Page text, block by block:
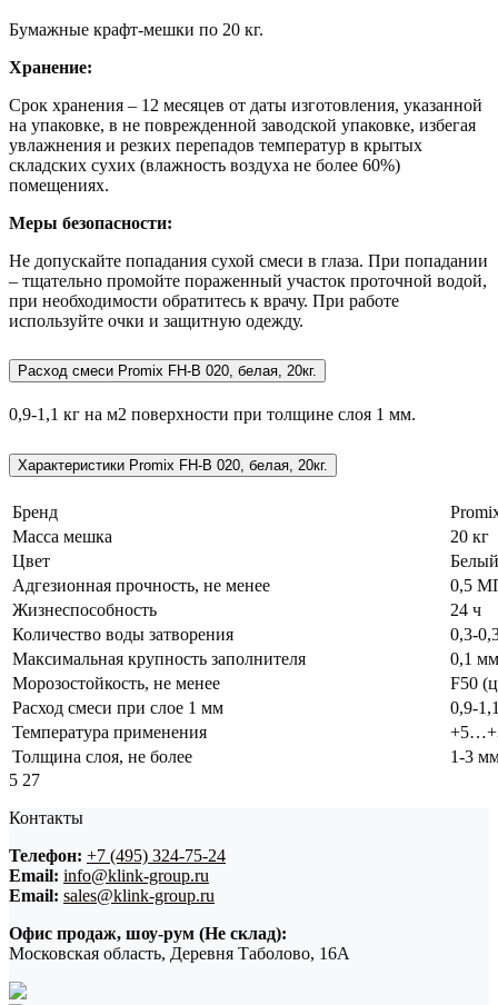
Бумажные крафт-мешки по 20 кг.
Хранение:
Срок хранения – 12 месяцев от даты изготовления, указанной
на упаковке, в не поврежденной заводской упаковке, избегая
увлажнения и резких перепадов температур в крытых
складских сухих (влажность воздуха не более 60%)
помещениях.
Меры безопасности:
Не допускайте попадания сухой смеси в глаза. При попадании
– тщательно промойте пораженный участок проточной водой,
при необходимости обратитесь к врачу. При работе
используйте очки и защитную одежду.
Расход смеси Promix FH-B 020, белая, 20кг.
0,9-1,1 кг на м2 поверхности при толщине слоя 1 мм.
Характеристики Promix FH-B 020, белая, 20кг.
Бренд
Масса мешка
20 кг
Цвет
Белый
Адгезионная прочность, не менее
0,5
Жизнеспособность
24 ч
Количество воды затворения
0,3-
Максимальная крупность заполнителя
0,1 мм
Морозостойкость, не менее
F50
Расход смеси при слое 1 мм
0,9-
Температура применения
Толщина слоя, не более
1-3
5 27
Контакты
Телефон: +7 (495) 324-75-24
Email: info@klink-group.ru
Email: sales@klink-group.ru
Офис продаж, шоу-рум (Не склад):
Московская область, Деревня Таболово, 16А